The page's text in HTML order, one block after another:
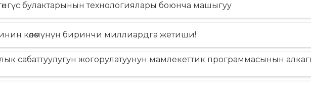
булактарынын технологиялары боюнча машыгуу
кѳлѳмүнүн биринчи миллиардга жетиши!
сабаттуулугун жогорулатуунун мамлекеттик программасынын